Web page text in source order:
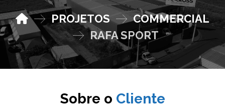
PROJETOS
COMMERCIAL
RAFA SPORT
Sobre o Cliente